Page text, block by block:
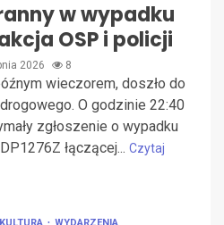
w wypadku
OSP i policji
2026 8
wieczorem, doszło do
O godzinie 22:40
zgłoszenie o wypadku
łączącej... Czytaj